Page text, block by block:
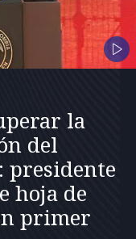
la
del
presidente
hoja de
primer